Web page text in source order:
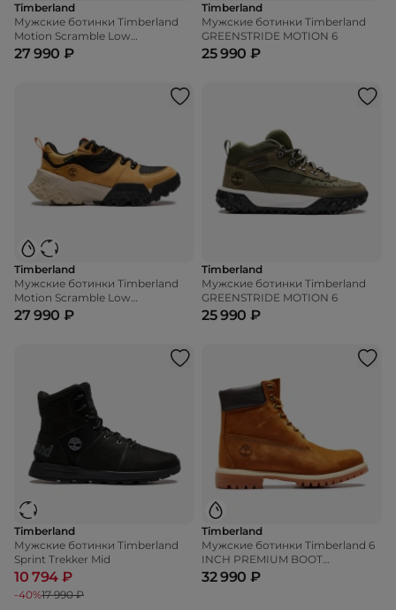
Timberland
Мужские ботинки Timberland
Motion Scramble Low
WaterProof
27 990 ₽
Timberland
Мужские ботинки Timberland
GREENSTRIDE MOTION 6
25 990 ₽
Timberland
Мужские ботинки Timberland
Motion Scramble Low
WaterProof
27 990 ₽
Timberland
Мужские ботинки Timberland
GREENSTRIDE MOTION 6
25 990 ₽
Timberland
Мужские ботинки Timberland
Sprint Trekker Mid
10 794 ₽
-40%17 990 ₽
Timberland
Мужские ботинки Timberland 6
INCH PREMIUM BOOT
WATERPROOF
32 990 ₽